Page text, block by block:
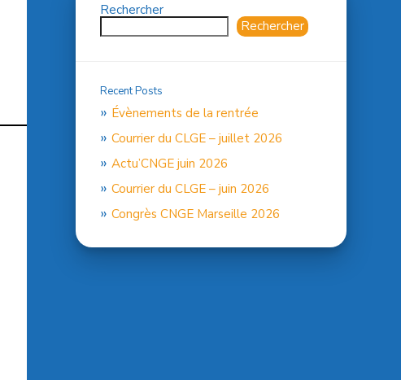
Rechercher
Rechercher
Recent Posts
Évènements de la rentrée
Courrier du CLGE – juillet 2026
Actu’CNGE juin 2026
Courrier du CLGE – juin 2026
Congrès CNGE Marseille 2026